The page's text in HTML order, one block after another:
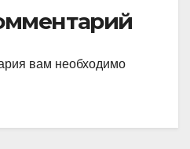
вам необходимо